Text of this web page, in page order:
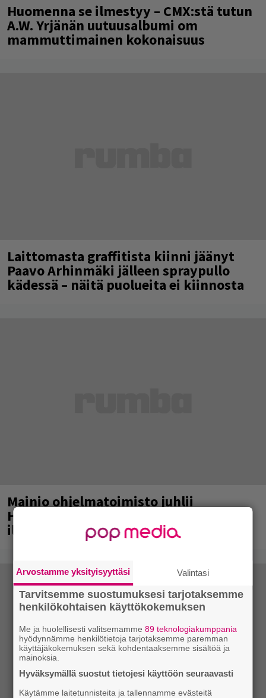
Huomenna se ilmestyy – CMX:stä tutun
A.W. Yrjänän uutuusalbumi om
mammuttimainen kokonaisuus
Laittomasta graffitista kiinni jäänyt
Paavo Arhinmäki jälleen spraypullo
kädessä – näitä puolueita ei kiinnosta
Mainio ohjelmatoimisto juhlii
Helsingissä 10-vuotista taivaltaan –
ilmaistapahtumassa loistoesiintyjät
Arvostamme yksityisyyttäsi Valintasi
Tarvitsemme suostumuksesi tarjotaksemme
henkilökohtaisen käyttökokemuksen
Me ja huolellisesti valitsemamme89 teknologiakumppania
hyödynnämme henkilötietoja tarjotaksemme paremman
käyttäjäkokemuksen sekä kohdentaaksemme sisältöä ja
mainoksia.
Hyväksymällä suostut tietojesi käyttöön seuraavasti
Käytämme laitetunnisteita ja tallennamme evästeitä